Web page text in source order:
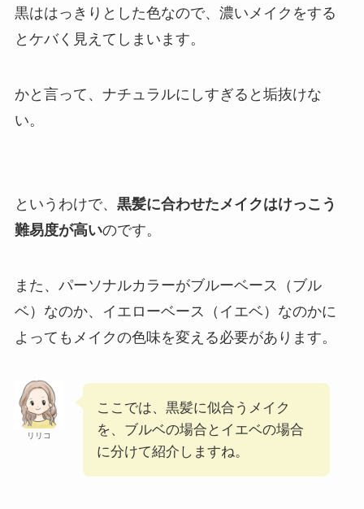
黒ははっきりとした色なので、濃いメイクをする
とケバく見えてしまいます。
かと言って、ナチュラルにしすぎると垢抜けな
い。
というわけで、 黒髪に合わせたメイクはけっこう
難易度が高いのです。
また、パーソナルカラーがブルーベース（ブル
ベ）なのか、イエローベース（イエベ）なのかに
よってもメイクの色味を変える必要があります。
リリコ
ここでは、黒髪に似合うメイク
を、ブルベの場合とイエベの場合
に分けて紹介しますね。